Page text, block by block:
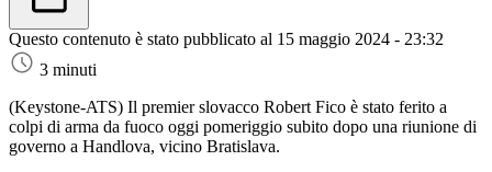
Questo contenuto è stato pubblicato al 15 maggio 2024 - 23:32
3 minuti
(Keystone-ATS) Il premier slovacco Robert Fico è stato ferito a
colpi di arma da fuoco oggi pomeriggio subito dopo una riunione di
governo a Handlova, vicino Bratislava.